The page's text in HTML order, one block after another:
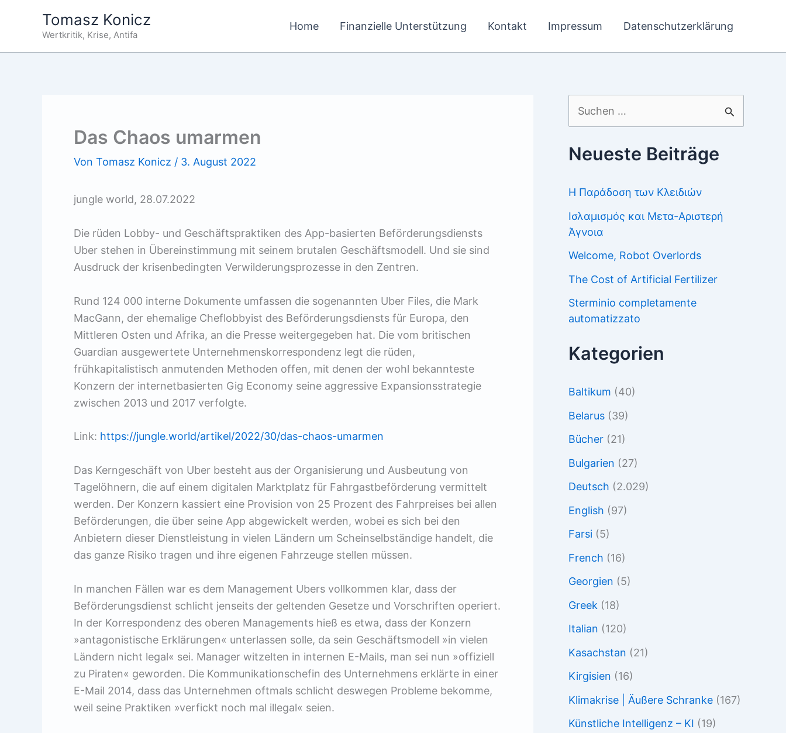
Tomasz Konicz
Wertkritik, Krise, Antifa
Home Finanzielle Unterstützung Kontakt Impressum Datenschutzerklärung
Das Chaos umarmen
Von Tomasz Konicz / 3. August 2022
jungle world, 28.07.2022
Die rüden Lobby- und Geschäftspraktiken des App-basierten Beförde­rungs­diensts
Uber stehen in Übereinstimmung mit seinem brutalen Geschäftsmodell. Und sie sind
Ausdruck der krisenbedingten Verwil­derungsprozesse in den Zentren.
Rund 124 000 interne Dokumente umfassen die sogenannten Uber Files, die Mark
MacGann, der ehemalige Cheflobbyist des Beförderungsdiensts für Europa, den
Mittleren Osten und Afrika, an die Presse weitergegeben hat. Die vom britischen
Guardian ausgewertete Unternehmenskorrespondenz legt die rüden,
frühkapitalistisch anmutenden Methoden offen, mit denen der wohl bekannteste
Konzern der internetbasierten Gig Economy seine aggressive Expansionsstrategie
zwischen 2013 und 2017 verfolgte.
Link: https://jungle.world/artikel/2022/30/das-chaos-umarmen
Das Kerngeschäft von Uber besteht aus der Organisierung und Ausbeutung von
Tagelöhnern, die auf einem digitalen Marktplatz für Fahrgastbeförderung vermittelt
werden. Der Konzern kassiert eine Provision von 25 Prozent des Fahr­preises bei allen
Beförderungen, die über seine App abgewickelt werden, wobei es sich bei den
Anbietern dieser Dienstleistung in vielen Ländern um Scheinselbständige handelt, die
das ganze Risiko tragen und ihre eigenen Fahrzeuge stellen müssen.
In manchen Fällen war es dem Management Ubers vollkommen klar, dass der
Beförderungsdienst schlicht jenseits der geltenden Gesetze und Vorschriften operiert.
In der Korrespondenz des oberen Managements hieß es etwa, dass der Konzern
»antagonistische Erklärungen« unterlassen solle, da sein Geschäftsmodell »in vielen
Ländern nicht legal« sei. Manager witzelten in internen E-Mails, man sei nun »offiziell
zu Piraten« geworden. Die Kommunikationschefin des Unternehmens erklärte in einer
E-Mail 2014, dass das Unternehmen oftmals schlicht deswegen Probleme bekomme,
weil seine Praktiken »verfickt noch mal illegal« seien.
Suchen
nach:
Neueste Beiträge
Η Παράδοση των Κλειδιών
Ισλαμισμός και Μετα-Αριστερή
Άγνοια
Welcome, Robot Overlords
The Cost of Artificial Fertilizer
Sterminio completamente
automatizzato
Kategorien
Baltikum (40)
Belarus (39)
Bücher (21)
Bulgarien (27)
Deutsch (2.029)
English (97)
Farsi (5)
French (16)
Georgien (5)
Greek (18)
Italian (120)
Kasachstan (21)
Kirgisien (16)
Klimakrise | Äußere Schranke (167)
Künstliche Intelligenz – KI (19)